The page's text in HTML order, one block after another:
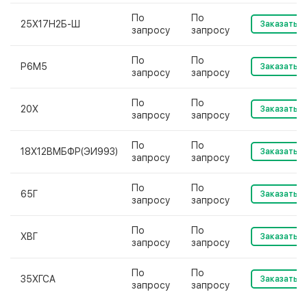
25Х17Н2Б-Ш
По
запросу
По
запросу
Заказать
Р6М5
По
запросу
По
запросу
Заказать
20Х
По
запросу
По
запросу
Заказать
18Х12ВМБФР(ЭИ993)
По
запросу
По
запросу
Заказать
65Г
По
запросу
По
запросу
Заказать
ХВГ
По
запросу
По
запросу
Заказать
35ХГСА
По
запросу
По
запросу
Заказать